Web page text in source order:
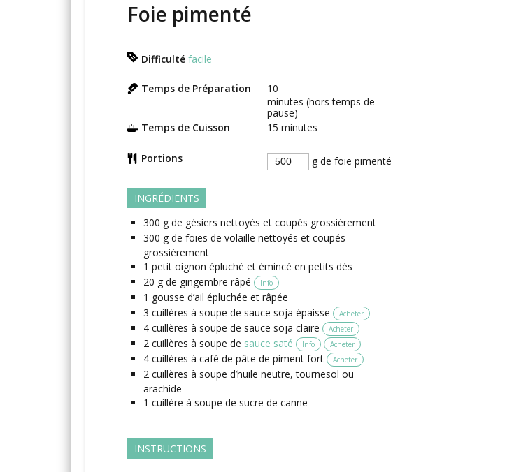
Foie pimenté
Difficulté facile
Temps de Préparation
10
minutes (hors temps de
pause)
Temps de Cuisson
15 minutes
Portions g de foie pimenté
INGRÉDIENTS
300 g de gésiers nettoyés et coupés grossièrement
300 g de foies de volaille nettoyés et coupés
grossiérement
1 petit oignon épluché et émincé en petits dés
20 g de gingembre râpé Info
1 gousse d’ail épluchée et râpée
3 cuillères à soupe de sauce soja épaisse Acheter
4 cuillères à soupe de sauce soja claire Acheter
2 cuillères à soupe de sauce saté Info Acheter
4 cuillères à café de pâte de piment fort Acheter
2 cuillères à soupe d’huile neutre, tournesol ou
arachide
1 cuillère à soupe de sucre de canne
INSTRUCTIONS